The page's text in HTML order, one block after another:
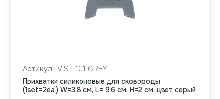
Артикул LV ST 101 GREY
Прихватки силиконовые для сковороды
(1set=2ea.) W=3,8 см, L= 9,6 см, H=2 см, цвет серый